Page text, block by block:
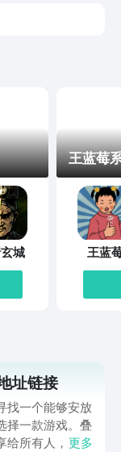
王牌、中国好声
跟院线，及时
等电影频道全
。开播上电视：
展示你的才艺，
己开直播频道赚
有趣的灵魂。快
播内容。玩弹
，电视剧剧情起
紧张，有志同道
乐～
城
王蓝莓
王蓝
址链接
找一个能够安放
择一款游戏。叠
给所有人，这一
更多